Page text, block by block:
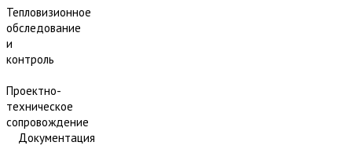
Тепловизионное
обследование
и
контроль
Проектно-
техническое
сопровождение
Документация